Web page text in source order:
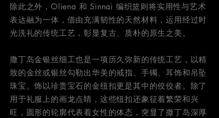
除此之外，Oliena 和 Sinnai 编织篮则将实用性与艺术
表达融为一体，借由充满韧性的天然材料，运用经过时
光洗礼的传统工艺，彰显复古、质朴的原生之美。
撒丁岛金银丝细工也是一项历久弥新的传统工艺，以精
致的金丝或银丝勾勒出华美的戒指、手镯、耳饰和吊坠
珠宝。饰以珍贵宝石的金纽扣更是其中的佼佼者。除了
用于礼服上的画龙点睛，这些纽扣还象征着繁荣和兴
旺，圆形的轮廓代表着女性的体态，突显了撒丁岛深厚